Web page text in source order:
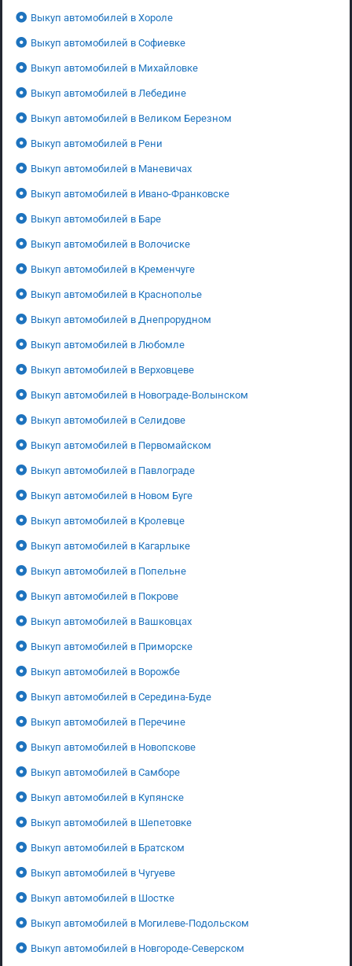
Выкуп автомобилей в Хороле
Выкуп автомобилей в Софиевке
Выкуп автомобилей в Михайловке
Выкуп автомобилей в Лебедине
Выкуп автомобилей в Великом Березном
Выкуп автомобилей в Рени
Выкуп автомобилей в Маневичах
Выкуп автомобилей в Ивано-Франковске
Выкуп автомобилей в Баре
Выкуп автомобилей в Волочиске
Выкуп автомобилей в Кременчуге
Выкуп автомобилей в Краснополье
Выкуп автомобилей в Днепрорудном
Выкуп автомобилей в Любомле
Выкуп автомобилей в Верховцеве
Выкуп автомобилей в Новограде-Волынском
Выкуп автомобилей в Селидове
Выкуп автомобилей в Первомайском
Выкуп автомобилей в Павлограде
Выкуп автомобилей в Новом Буге
Выкуп автомобилей в Кролевце
Выкуп автомобилей в Кагарлыке
Выкуп автомобилей в Попельне
Выкуп автомобилей в Покрове
Выкуп автомобилей в Вашковцах
Выкуп автомобилей в Приморске
Выкуп автомобилей в Ворожбе
Выкуп автомобилей в Середина-Буде
Выкуп автомобилей в Перечине
Выкуп автомобилей в Новопскове
Выкуп автомобилей в Самборе
Выкуп автомобилей в Купянске
Выкуп автомобилей в Шепетовке
Выкуп автомобилей в Братском
Выкуп автомобилей в Чугуеве
Выкуп автомобилей в Шостке
Выкуп автомобилей в Могилеве-Подольском
Выкуп автомобилей в Новгороде-Северском